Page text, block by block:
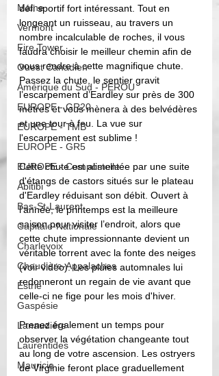
Maine
Vermont
Fire Tower
Ouest Canadien
Amérique du Sud - PEROU
EUROPE - GR20
EUROPE - TMB
EUROPE - GR5
EUROPE - Compostelle
Abitibi
Bas-St-Laurent
Capitale-Nationale
Charlevoix
Chaudière-Appalaches
Estrie
Gaspésie
Lanaudière
Laurentides
Mauricie
défi sportif fort intéressant. Tout en
longeant un ruisseau, au travers un
nombre incalculable de roches, il vous
faudra choisir le meilleur chemin afin de
vous rendre à cette magnifique chute.
Passez la chute, le sentier gravit
l’escarpement d’Eardley sur près de 300
mètres et vous mènera à des belvédères
et une tour à feu. La vue sur
l'escarpement est sublime !
Cette chute est alimentée par une suite
d'étangs de castors situés sur le plateau
d'Eardley réduisant son débit. Ouvert à
l'année, le printemps est la meilleure
saison pour visiter l’endroit, alors que
cette chute impressionnante devient un
véritable torrent avec la fonte des neiges
(voir vidéo). Les pluies automnales lui
redonneront un regain de vie avant que
celle-ci ne fige pour les mois d'hiver.
Prenez également un temps pour
observer la végétation changeante tout
au long de votre ascension. Les ostryers
de Virginie feront place graduellement